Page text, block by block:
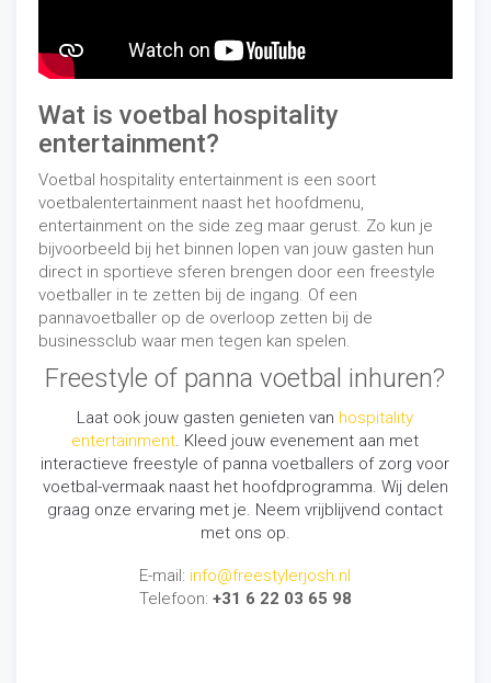
Wat is voetbal hospitality
entertainment?
Voetbal hospitality entertainment is een soort
voetbalentertainment naast het hoofdmenu,
entertainment on the side zeg maar gerust. Zo kun je
bijvoorbeeld bij het binnen lopen van jouw gasten hun
direct in sportieve sferen brengen door een freestyle
voetballer in te zetten bij de ingang. Of een
pannavoetballer op de overloop zetten bij de
businessclub waar men tegen kan spelen.
Freestyle of panna voetbal inhuren?
Laat ook jouw gasten genieten van hospitality
entertainment. Kleed jouw evenement aan met
interactieve freestyle of panna voetballers of zorg voor
voetbal-vermaak naast het hoofdprogramma. Wij delen
graag onze ervaring met je. Neem vrijblijvend contact
met ons op.
E-mail: info@freestylerjosh.nl
Telefoon: +31 6 22 03 65 98